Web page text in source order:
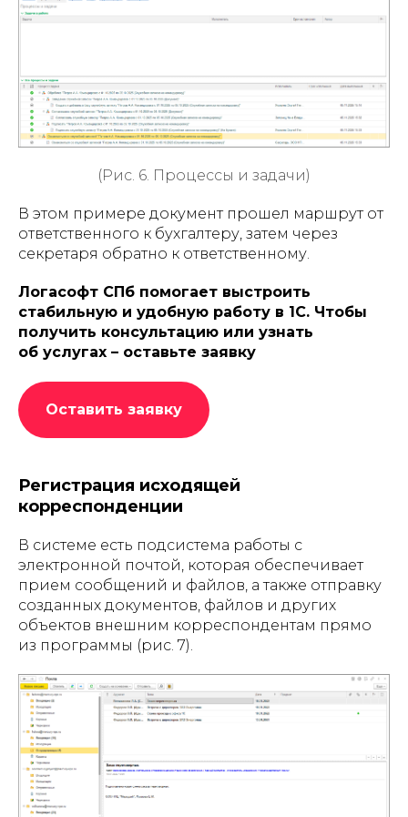
(Рис. 6. Процессы и задачи)
В этом примере документ прошел маршрут от
ответственного к бухгалтеру, затем через
секретаря обратно к ответственному.
Логасофт СПб помогает выстроить
стабильную и удобную работу в 1С. Чтобы
получить консультацию или узнать
об услугах – оставьте заявку
Оставить заявку
Регистрация исходящей
корреспонденции
В системе есть подсистема работы с
электронной почтой, которая обеспечивает
прием сообщений и файлов, а также отправку
созданных документов, файлов и других
объектов внешним корреспондентам прямо
из программы (рис. 7).